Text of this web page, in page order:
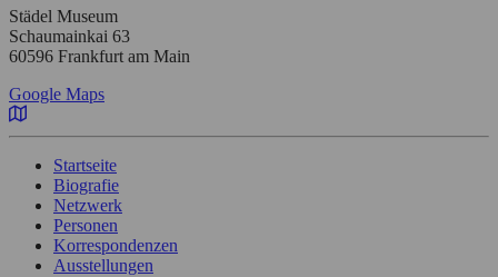
Städel Museum
Schaumainkai 63
60596 Frankfurt am Main
Google Maps
Startseite
Biografie
Netzwerk
Personen
Korrespondenzen
Ausstellungen